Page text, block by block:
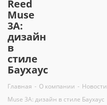
Reed
Muse
3A:
дизайн
в
стиле
Баухаус
Главная - О компании - Новости
Muse 3A: дизайн в стиле Баухаус